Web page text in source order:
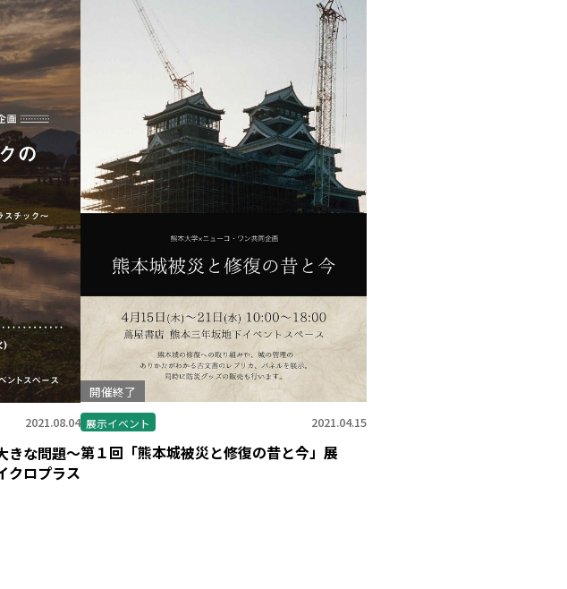
2021.08.04
きな問題～
クロプラス
開催終了
展示イベント 2021.04.15
第１回「熊本城被災と修復の昔と今」展
う。）とは
ズ
ル
パス